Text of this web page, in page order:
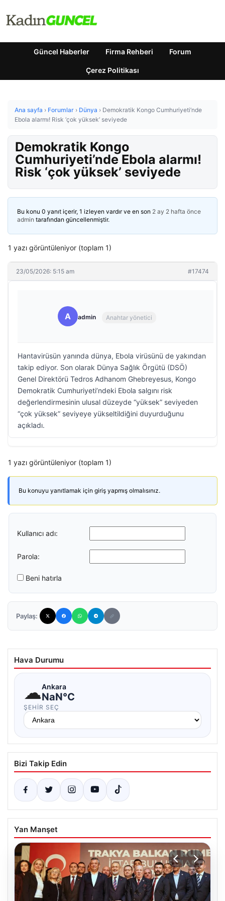
Güncel Haberler Firma Rehberi Forum
Çerez Politikası
Ana sayfa › Forumlar › Dünya › Demokratik Kongo Cumhuriyeti’nde
Ebola alarmı! Risk ‘çok yüksek’ seviyede
Demokratik Kongo
Cumhuriyeti’nde Ebola alarmı!
Risk ‘çok yüksek’ seviyede
Bu konu 0 yanıt içerir, 1 izleyen vardır ve en son 2 ay 2 hafta önce
admin tarafından güncellenmiştir.
1 yazı görüntüleniyor (toplam 1)
23/05/2026: 5:15 am #17474
A admin Anahtar yönetici
Hantavirüsün yanında dünya, Ebola virüsünü de yakından
takip ediyor. Son olarak Dünya Sağlık Örgütü (DSÖ)
Genel Direktörü Tedros Adhanom Ghebreyesus, Kongo
Demokratik Cumhuriyeti’ndeki Ebola salgını risk
değerlendirmesinin ulusal düzeyde “yüksek” seviyeden
“çok yüksek” seviyeye yükseltildiğini duyurduğunu
açıkladı.
1 yazı görüntüleniyor (toplam 1)
Bu konuyu yanıtlamak için giriş yapmış olmalısınız.
Kullanıcı adı:
Parola:
Beni hatırla
Paylaş:
Hava Durumu
☁Ankara
NaN°C
ŞEHIR SEÇ
Bizi Takip Edin
Yan Manşet